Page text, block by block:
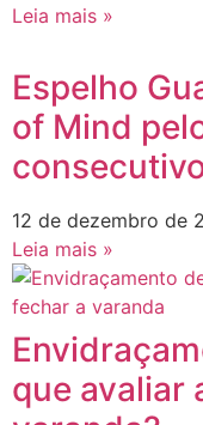
Leia mais »
Espelho
of Mind
12 de dezembro de
Leia mais »
que avaliar